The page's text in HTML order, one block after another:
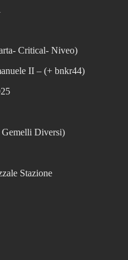
Critical- Niveo)
II – (+ bnkr44)
Gemelli Diversi)
Stazione